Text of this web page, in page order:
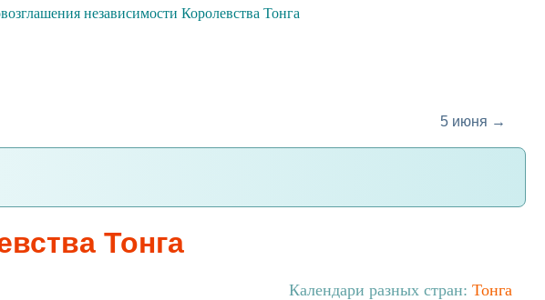
независимости Королевства Тонга
5 июня →
Тонга
Календари разных стран: Тонга